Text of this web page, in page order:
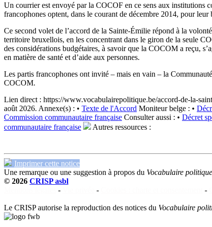
Un courrier est envoyé par la COCOF en ce sens aux institutions
francophones optent, dans le courant de décembre 2014, pour leur
Ce second volet de l’accord de la Sainte-Émilie répond à la
territoire bruxellois, en les concentrant dans le giron de la seule
des considérations budgétaires, à savoir que la COCOM a reçu,
en matière de santé et d’aide aux personnes.
Les partis francophones ont invité – mais en vain – la
COCOM.
Lien direct : https://www.vocabulairepolitique.be/accord-de-la-
août 2026. Annexe(s) : • Texte de l'Accord Moniteur belge : •
Commission communautaire française Consulter aussi : • Décret
communautaire française
Autres ressources :
Imprimer cette notice
Une remarque ou une suggestion à propos du Vocabulaire politique
© 2026 CRISP asbl
- - -
Le CRISP autorise la reproduction des notices du Vocabulaire